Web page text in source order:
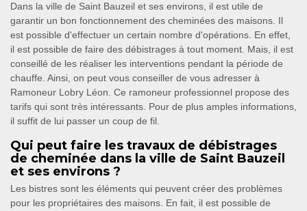
Dans la ville de Saint Bauzeil et ses environs, il est utile de
garantir un bon fonctionnement des cheminées des maisons. Il
est possible d'effectuer un certain nombre d'opérations. En effet,
il est possible de faire des débistrages à tout moment. Mais, il est
conseillé de les réaliser les interventions pendant la période de
chauffe. Ainsi, on peut vous conseiller de vous adresser à
Ramoneur Lobry Léon. Ce ramoneur professionnel propose des
tarifs qui sont très intéressants. Pour de plus amples informations,
il suffit de lui passer un coup de fil.
Qui peut faire les travaux de débistrages
de cheminée dans la ville de Saint Bauzeil
et ses environs ?
Les bistres sont les éléments qui peuvent créer des problèmes
pour les propriétaires des maisons. En fait, il est possible de